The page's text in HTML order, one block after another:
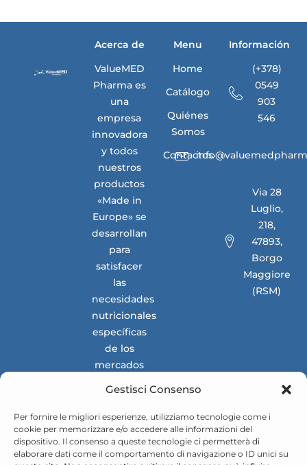
Gestisci Consenso
Per fornire le migliori esperienze, utilizziamo tecnologie come i
cookie per memorizzare e/o accedere alle informazioni del
dispositivo. Il consenso a queste tecnologie ci permetterà di
elaborare dati come il comportamento di navigazione o ID unici su
Acerca de
ValueMED
Pharma es
una
empresa
innovadora
y todos
nuestros
productos
«Made in
Europe» se
desarrollan
para
satisfacer
las
necesidades
nutricionales
específicas
de los
mercados
internacionales.
Menu
Home
Catálogo
Quiénes
Somos
Contactos
Información
(+378)
0549
903
546
Via 28
Luglio,
218,
47893,
Borgo
Maggiore
(RSM)